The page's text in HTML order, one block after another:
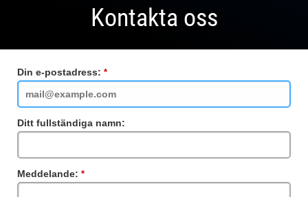
Kontakta oss
Din e-postadress:
fält
Ditt fullständiga namn:
Meddelande:
fält